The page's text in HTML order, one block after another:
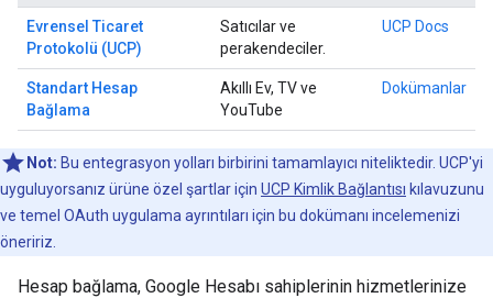
Evrensel Ticaret
Protokolü (UCP)
Satıcılar ve
perakendeciler.
UCP Docs
Standart Hesap
Bağlama
Akıllı Ev, TV ve
YouTube
Dokümanlar
Not: Bu entegrasyon yolları birbirini tamamlayıcı niteliktedir. UCP'yi
uyguluyorsanız ürüne özel şartlar için UCP Kimlik Bağlantısı kılavuzunu
ve temel OAuth uygulama ayrıntıları için bu dokümanı incelemenizi
öneririz.
Hesap bağlama, Google Hesabı sahiplerinin hizmetlerinize